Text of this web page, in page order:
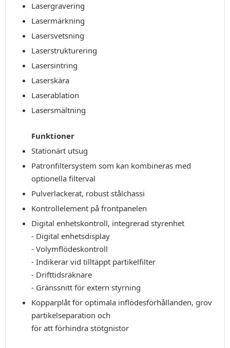
Lasergravering
Lasermärkning
Lasersvetsning
Laserstrukturering
Lasersintring
Laserskära
Laserablation
Lasersmältning
Funktioner
Stationärt utsug
Patronfiltersystem som kan kombineras med
optionella filterval
Pulverlackerat, robust stålchassi
Kontrollelement på frontpanelen
Digital enhetskontroll, integrerad styrenhet
- Digital enhetsdisplay
- Volymflödeskontroll
- Indikerar vid tilltäppt partikelfilter
- Drifttidsräknare
- Gränssnitt för extern styrning
Kopparplåt för optimala inflödesförhållanden, grov
partikelseparation och
för att förhindra stötgnistor